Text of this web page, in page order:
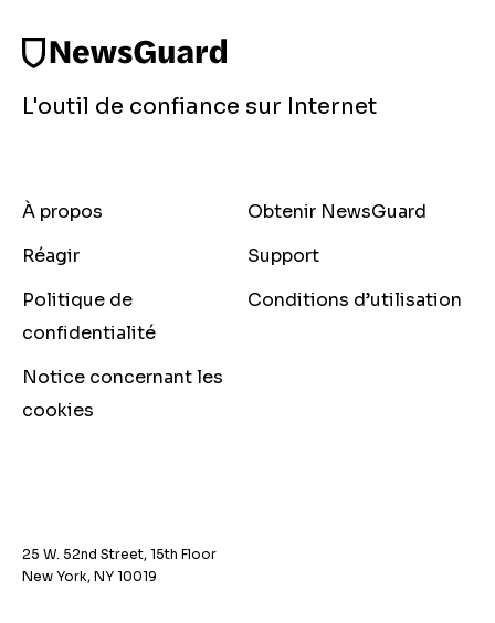
L'outil de confiance sur Internet
À propos
Obtenir NewsGuard
Réagir
Support
Politique de
confidentialité
Conditions d’utilisation
Notice concernant les
cookies
25 W. 52nd Street, 15th Floor
New York, NY 10019